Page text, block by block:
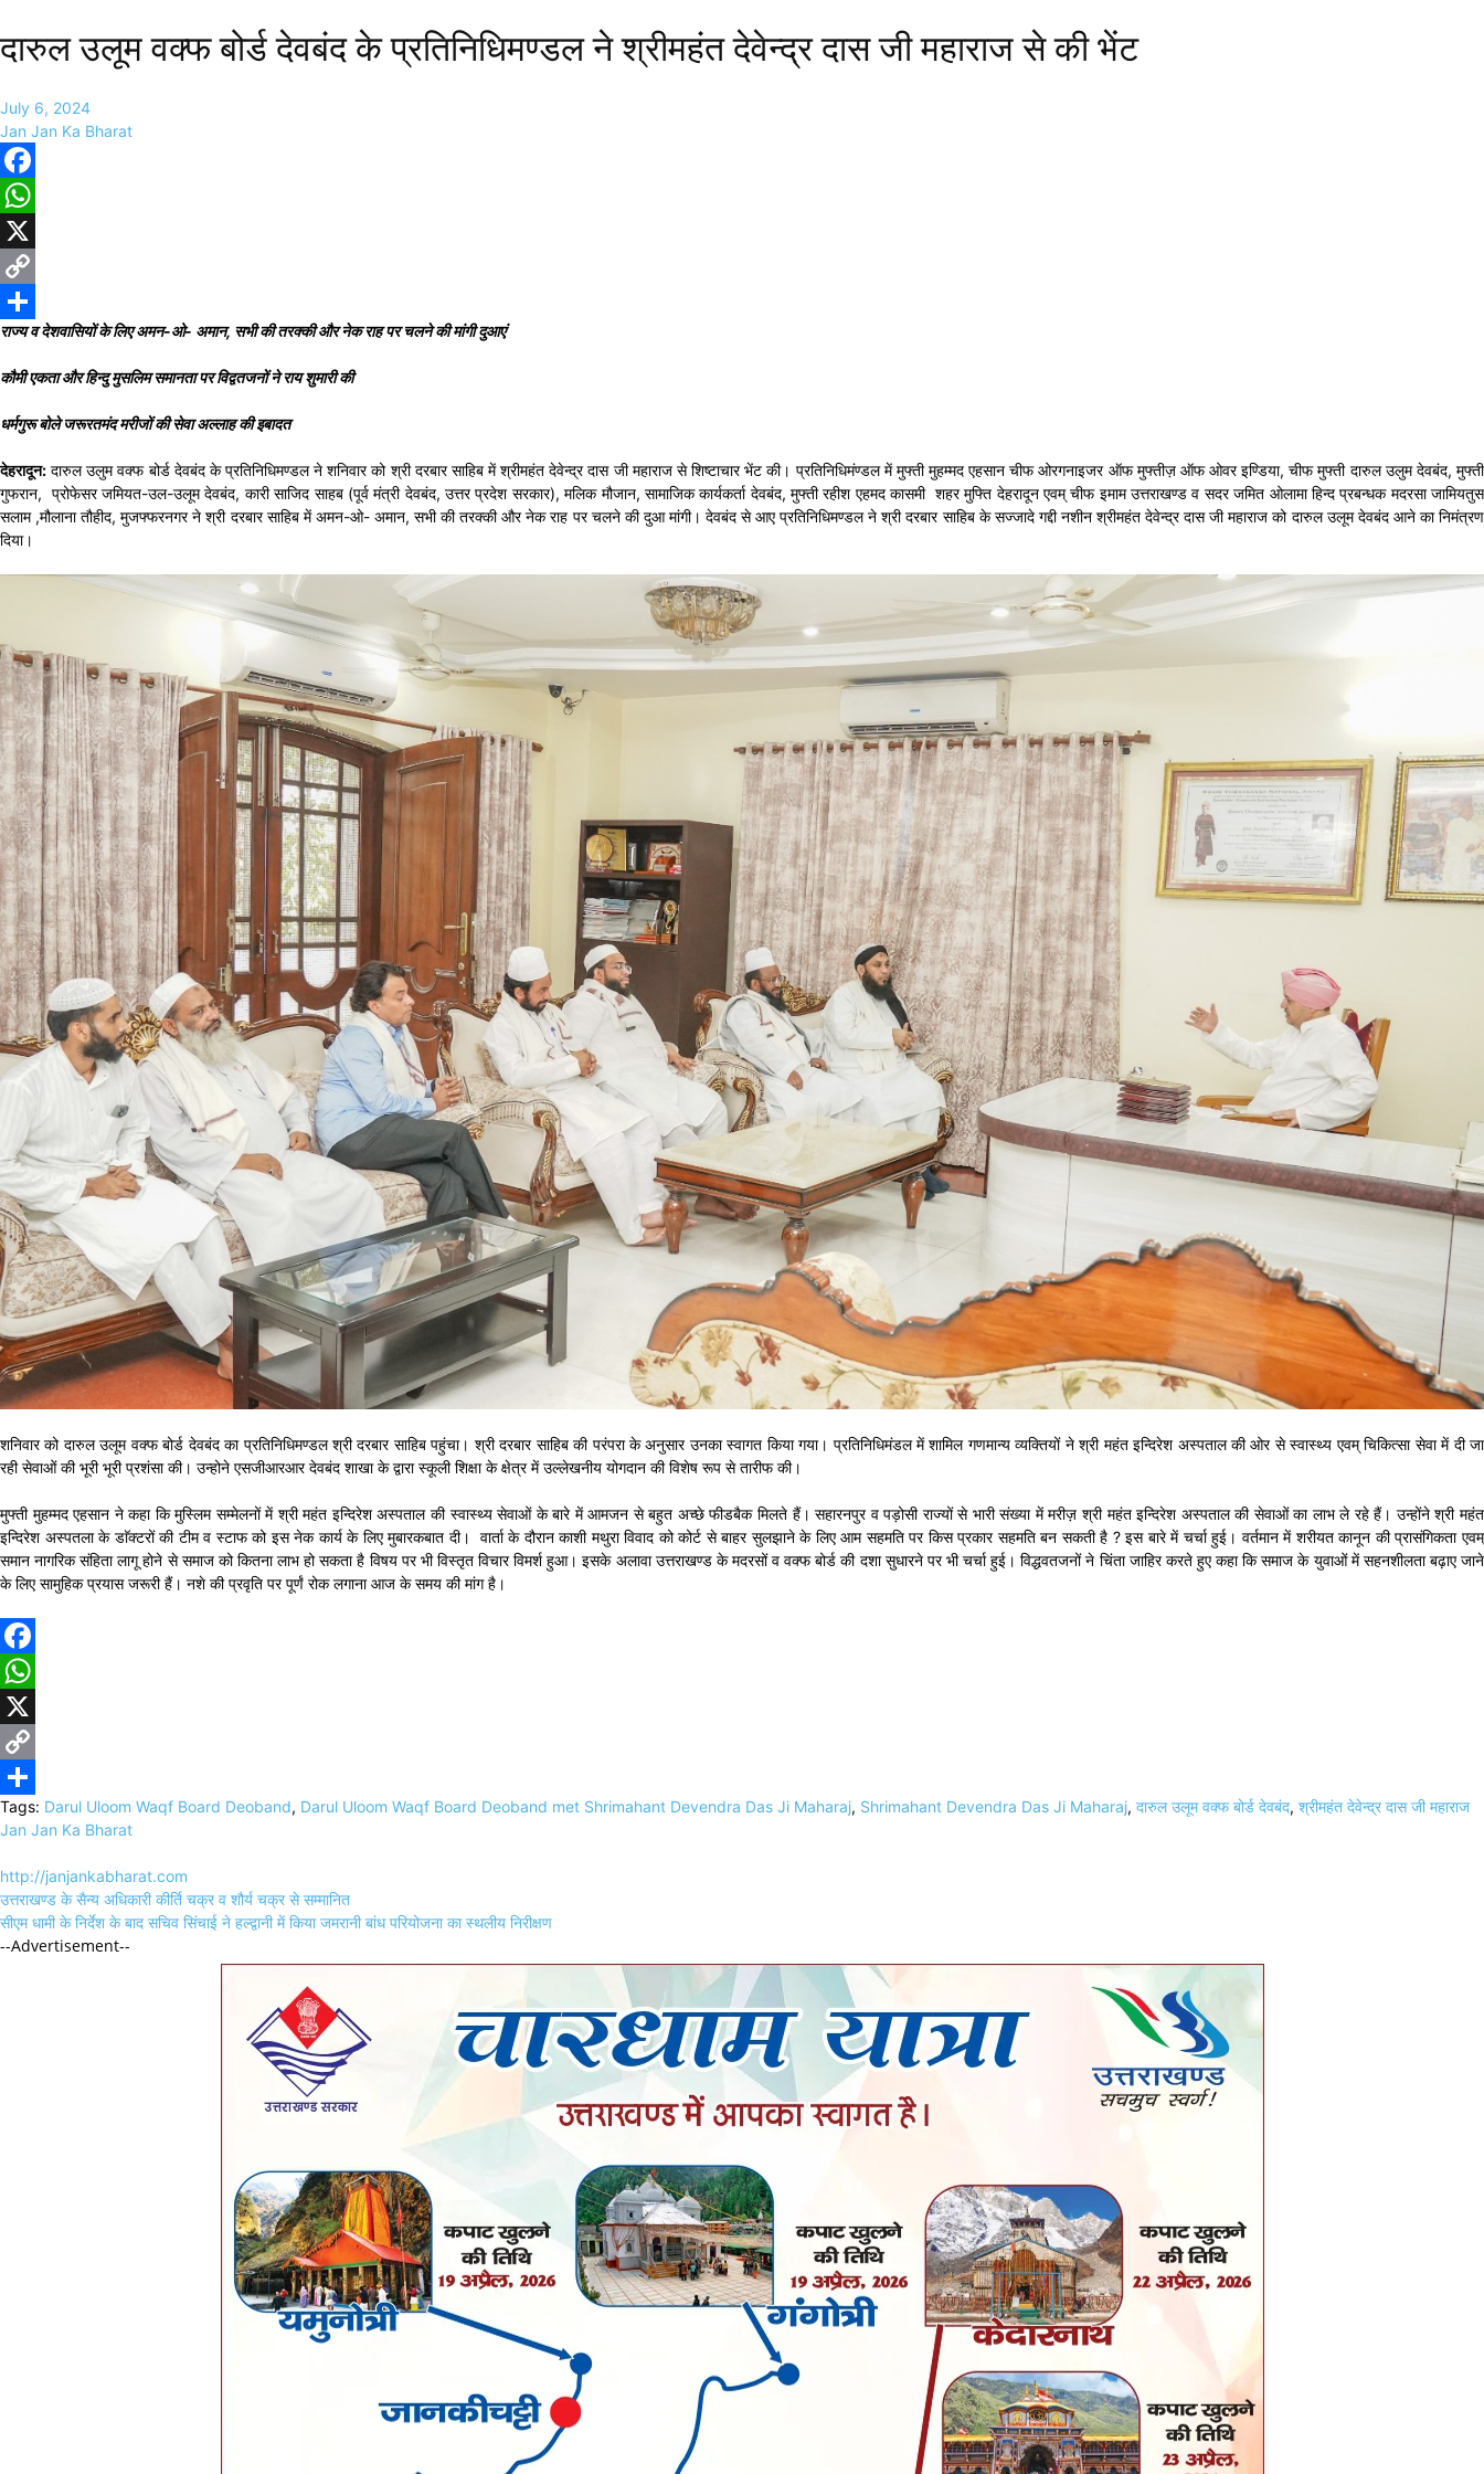
दारुल उलूम वक्फ बोर्ड देवबंद के प्रतिनिधिमण्डल ने श्रीमहंत देवेन्द्र दास जी महाराज से की भेंट
July 6, 2024
Jan Jan Ka Bharat
Facebook
WhatsApp
X
Copy
Link
Share
राज्य व देशवासियों के लिए अमन-ओ- अमान, सभी की तरक्की और नेक राह पर चलने की मांगी दुआएं
कौमी एकता और हिन्दु मुसलिम समानता पर विद्वतजनों ने राय शुमारी की
धर्मगुरू बोले जरूरतमंद मरीजों की सेवा अल्लाह की इबादत
देहरादून: दारुल उलुम वक्फ बोर्ड देवबंद के प्रतिनिधिमण्डल ने शनिवार को श्री दरबार साहिब में श्रीमहंत देवेन्द्र दास जी महाराज से शिष्टाचार भेंट की। प्रतिनिधिमंण्डल में मुफ्ती मुहम्मद एहसान चीफ ओरगनाइजर ऑफ मुफ्तीज़ ऑफ ओवर इण्डिया, चीफ मुफ्ती दारुल उलुम देवबंद, मुफ्ती
गुफरान, प्रोफेसर जमियत-उल-उलूम देवबंद, कारी साजिद साहब (पूर्व मंत्री देवबंद, उत्तर प्रदेश सरकार), मलिक मौजान, सामाजिक कार्यकर्ता देवबंद, मुफ्ती रहीश एहमद कासमी शहर मुफ्ति देहरादून एवम् चीफ इमाम उत्तराखण्ड व सदर जमित ओलामा हिन्द प्रबन्धक मदरसा जामियतुस
सलाम ,मौलाना तौहीद, मुजफ्फरनगर ने श्री दरबार साहिब में अमन-ओ- अमान, सभी की तरक्की और नेक राह पर चलने की दुआ मांगी। देवबंद से आए प्रतिनिधिमण्डल ने श्री दरबार साहिब के सज्जादे गद्दी नशीन श्रीमहंत देवेन्द्र दास जी महाराज को दारुल उलूम देवबंद आने का निमंत्रण
दिया।
शनिवार को दारुल उलूम वक्फ बोर्ड देवबंद का प्रतिनिधिमण्डल श्री दरबार साहिब पहुंचा। श्री दरबार साहिब की परंपरा के अनुसार उनका स्वागत किया गया। प्रतिनिधिमंडल में शामिल गणमान्य व्यक्तियों ने श्री महंत इन्दिरेश अस्पताल की ओर से स्वास्थ्य एवम् चिकित्सा सेवा में दी जा
रही सेवाओं की भूरी भूरी प्रशंसा की। उन्होने एसजीआरआर देवबंद शाखा के द्वारा स्कूली शिक्षा के क्षेत्र में उल्लेखनीय योगदान की विशेष रूप से तारीफ की।
मुफ्ती मुहम्मद एहसान ने कहा कि मुस्लिम सम्मेलनों में श्री महंत इन्दिरेश अस्पताल की स्वास्थ्य सेवाओं के बारे में आमजन से बहुत अच्छे फीडबैक मिलते हैं। सहारनपुर व पड़ोसी राज्यों से भारी संख्या में मरीज़ श्री महंत इन्दिरेश अस्पताल की सेवाओं का लाभ ले रहे हैं। उन्होंने श्री महंत
इन्दिरेश अस्पतला के डाॅक्टरों की टीम व स्टाफ को इस नेक कार्य के लिए मुबारकबात दी। वार्ता के दौरान काशी मथुरा विवाद को कोर्ट से बाहर सुलझाने के लिए आम सहमति पर किस प्रकार सहमति बन सकती है ? इस बारे में चर्चा हुई। वर्तमान में शरीयत कानून की प्रासंगिकता एवम्
समान नागरिक संहिता लागू होने से समाज को कितना लाभ हो सकता है विषय पर भी विस्तृत विचार विमर्श हुआ। इसके अलावा उत्तराखण्ड के मदरसों व वक्फ बोर्ड की दशा सुधारने पर भी चर्चा हुई। विद्धवतजनों ने चिंता जाहिर करते हुए कहा कि समाज के युवाओं में सहनशीलता बढ़ाए जाने
के लिए सामुहिक प्रयास जरूरी हैं। नशे की प्रवृति पर पूर्णं रोक लगाना आज के समय की मांग है।
Facebook
WhatsApp
X
Copy
Link
Share
Tags: Darul Uloom Waqf Board Deoband, Darul Uloom Waqf Board Deoband met Shrimahant Devendra Das Ji Maharaj, Shrimahant Devendra Das Ji Maharaj, दारुल उलूम वक्फ बोर्ड देवबंद, श्रीमहंत देवेन्द्र दास जी महाराज
Jan Jan Ka Bharat
http://janjankabharat.com
Post
navigation
उत्तराखण्ड के सैन्य अधिकारी कीर्ति चक्र व शौर्य चक्र से सम्मानित
सीएम धामी के निर्देश के बाद सचिव सिंचाई ने हल्द्वानी में किया जमरानी बांध परियोजना का स्थलीय निरीक्षण
--Advertisement--